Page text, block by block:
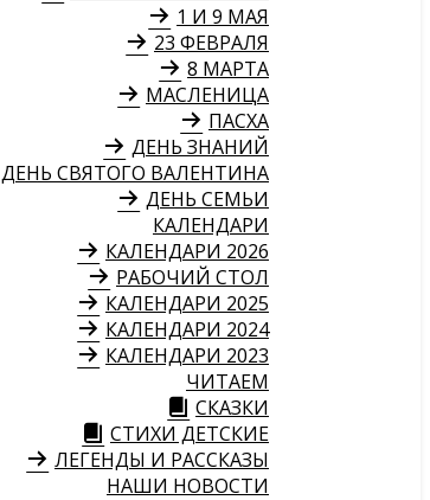
1 И 9 МАЯ
23 ФЕВРАЛЯ
8 МАРТА
МАСЛЕНИЦА
ПАСХА
ДЕНЬ ЗНАНИЙ
ДЕНЬ СВЯТОГО ВАЛЕНТИНА
ДЕНЬ СЕМЬИ
КАЛЕНДАРИ
КАЛЕНДАРИ 2026
РАБОЧИЙ СТОЛ
КАЛЕНДАРИ 2025
КАЛЕНДАРИ 2024
КАЛЕНДАРИ 2023
ЧИТАЕМ
СКАЗКИ
СТИХИ ДЕТСКИЕ
ЛЕГЕНДЫ И РАССКАЗЫ
НАШИ НОВОСТИ